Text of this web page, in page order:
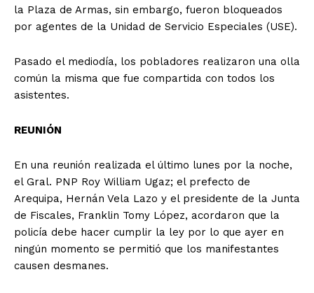
la Plaza de Armas, sin embargo, fueron bloqueados
por agentes de la Unidad de Servicio Especiales (USE).
Pasado el mediodía, los pobladores realizaron una olla
común la misma que fue compartida con todos los
asistentes.
REUNIÓN
En una reunión realizada el último lunes por la noche,
el Gral. PNP Roy William Ugaz; el prefecto de
Arequipa, Hernán Vela Lazo y el presidente de la Junta
de Fiscales, Franklin Tomy López, acordaron que la
policía debe hacer cumplir la ley por lo que ayer en
ningún momento se permitió que los manifestantes
causen desmanes.